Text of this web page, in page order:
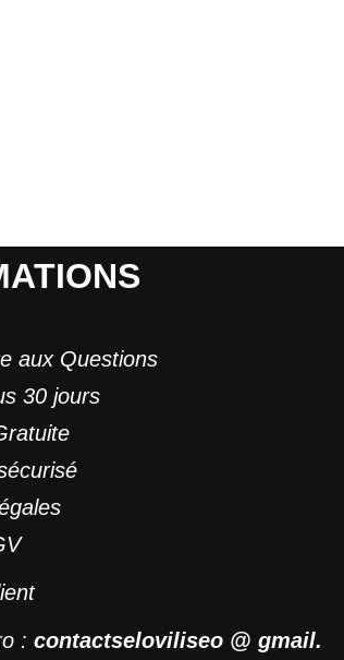
aux Questions
30 jours
: contactseloviliseo @ gmail.